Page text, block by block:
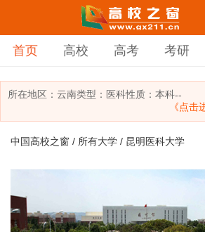
首页 高校 高考 考研
所在地区： 云南类型： 医科性质：本科--
《点击
中国高校之窗 / 所有大学 / 昆明医科大学